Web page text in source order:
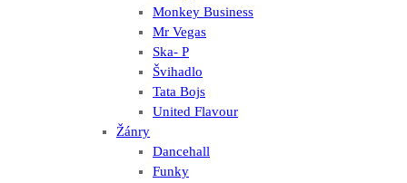
Monkey Business
Mr Vegas
Ska- P
Švihadlo
Tata Bojs
United Flavour
Žánry
Dancehall
Funky